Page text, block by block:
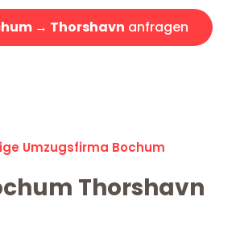
→ Thorshavn anfragen
Umzugsfirma Bochum
Thorshavn